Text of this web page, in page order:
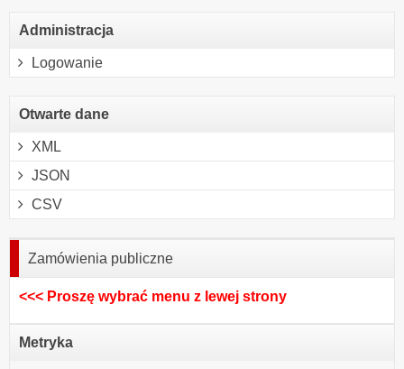
Administracja
Logowanie
Otwarte dane
XML
JSON
CSV
Zamówienia publiczne
<<< Proszę wybrać menu z lewej strony
Metryka